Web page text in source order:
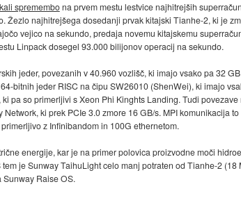
spremembona prvem mestu lestvice najhitrejših
Žezlo najhitrejšega dosedanji prvak kitajski Tianhe-2, ki je
vejico na sekundo, predaja novemu kitajskemu
Linpack dosegel 93.000 bilijonov operacij na sekundo.
jeder, povezanih v 40.960 vozlišč, ki imajo vsako pa 32
bitnih jeder RISC na čipu SW26010 (ShenWei), ki imajo
pa so primerljivi s Xeon Phi Kinghts Landing. Tudi povezave
ki prek PCIe 3.0 zmore 16 GB/s. MPI komunikacija
z Infinibandom in 100G ethernetom.
energije, kar je na primer polovica proizvodne moči
je Sunway TaihuLight celo manj potraten od Tianhe-2
Raise OS.